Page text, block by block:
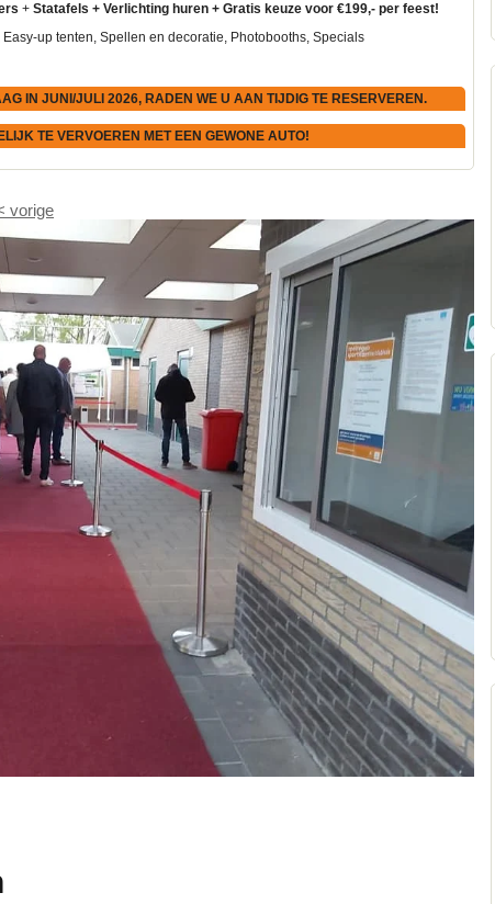
+ Statafels + Verlichting huren + Gratis keuze voor €199,- per feest!
up tenten, Spellen en decoratie, Photobooths, Specials
IN JUNI/JULI 2026, RADEN WE U AAN TIJDIGTE RESERVEREN.
TE VERVOEREN MET EEN GEWONE AUTO!
vorige